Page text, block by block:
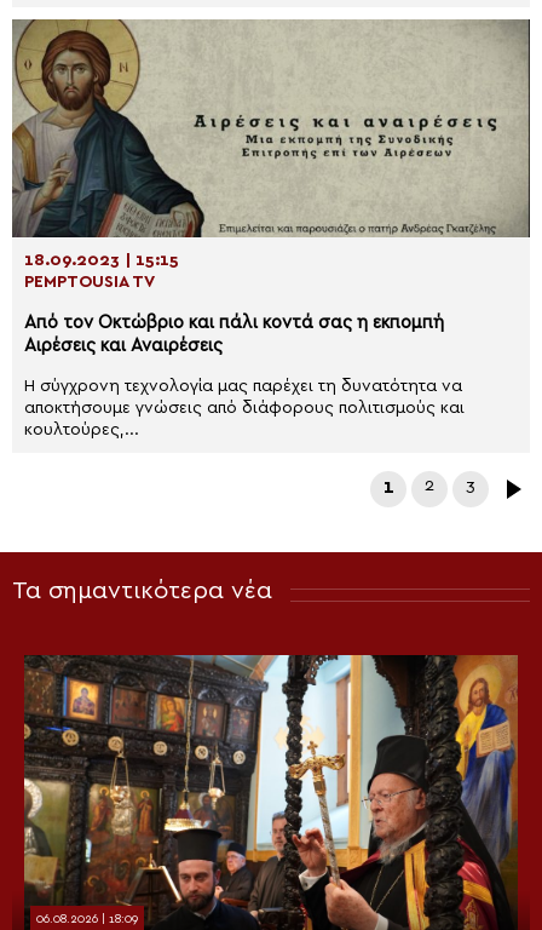
18.09.2023 | 15:15
PEMPTOUSIA TV
Από τον Οκτώβριο και πάλι κοντά σας η εκπομπή
Αιρέσεις και Αναιρέσεις
Η σύγχρονη τεχνολογία μας παρέχει τη δυνατότητα να
αποκτήσουμε γνώσεις από διάφορους πολιτισμούς και
κουλτούρες,...
1 2 3
Τα σημαντικότερα νέα
06.08.2026 | 18:09